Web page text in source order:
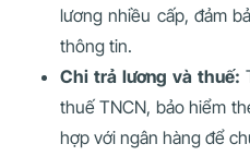
lương nhiều cấp, đảm
thông tin.
Chi trả lương và thuế:
thuế TNCN, bảo hiểm
hợp với ngân hàng để